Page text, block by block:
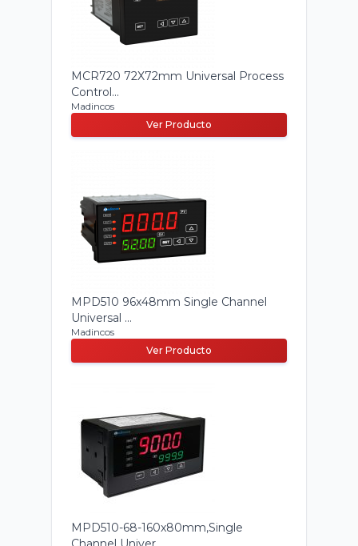
MCR720 72X72mm Universal Process
Control...
Madincos
Ver Producto
MPD510 96x48mm Single Channel
Universal ...
Madincos
Ver Producto
MPD510-68-160x80mm,Single